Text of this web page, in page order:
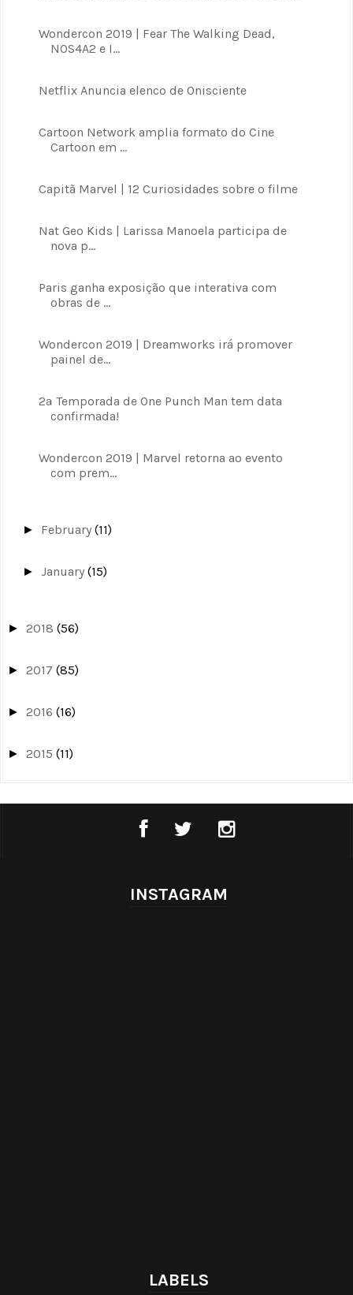
Wondercon 2019 | Fear The Walking Dead,
NOS4A2 e I...
Netflix Anuncia elenco de Onisciente
Cartoon Network amplia formato do Cine
Cartoon em ...
Capitã Marvel | 12 Curiosidades sobre o filme
Nat Geo Kids | Larissa Manoela participa de
nova p...
Paris ganha exposição que interativa com
obras de ...
Wondercon 2019 | Dreamworks irá promover
painel de...
2ª Temporada de One Punch Man tem data
confirmada!
Wondercon 2019 | Marvel retorna ao evento
com prem...
► February(11)
►January(15)
► 2018 (56)
► 2017 (85)
► 2016 (16)
► 2015 (11)
INSTAGRAM
LABELS